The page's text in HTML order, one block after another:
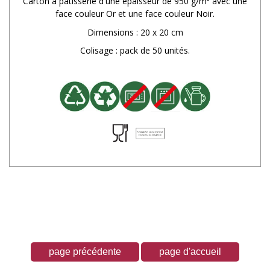
face couleur Or et une face couleur Noir.
Dimensions : 20 x 20 cm
Colisage : pack de 50 unités.